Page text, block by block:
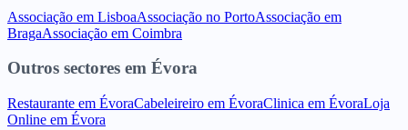
Associação em LisboaAssociação no PortoAssociação em
BragaAssociação em Coimbra
Outros sectores em Évora
Restaurante em ÉvoraCabeleireiro em ÉvoraClinica em ÉvoraLoja
Online em Évora